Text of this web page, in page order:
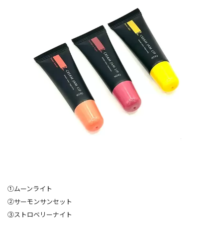
①ムーンライト
➁サーモンサンセット
③ストロベリーナイト